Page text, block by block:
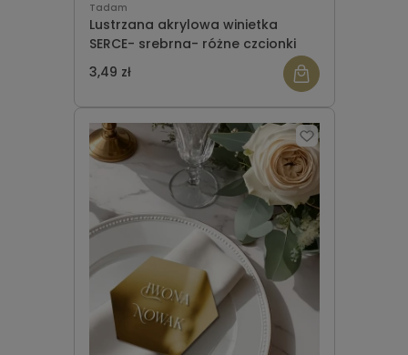
Tadam
Lustrzana akrylowa winietka
SERCE- srebrna- różne czcionki
3,49 zł